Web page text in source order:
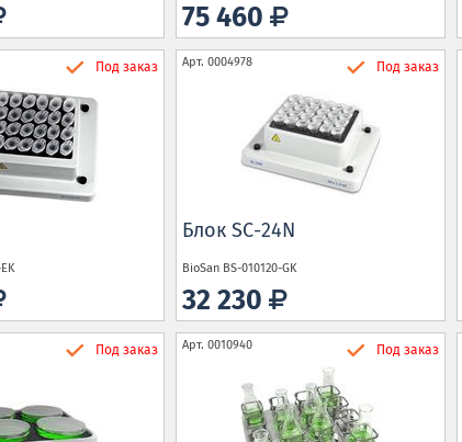
75 460
Под заказ Арт. 0004978 Под заказ
Блок SC-24N
BioSan BS-010120-GK
32 230
Под заказ Арт. 0010940 Под заказ